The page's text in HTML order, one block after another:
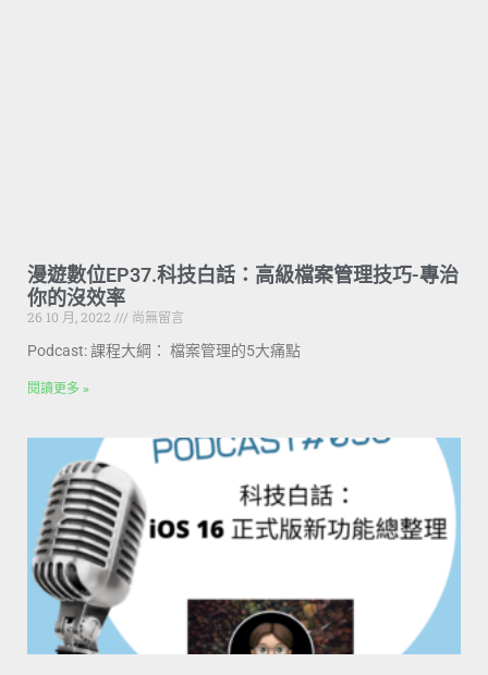
漫遊數位EP37.科技白話：高級檔案管理技巧-專治
你的沒效率
26 10 月, 2022
尚無留言
Podcast: 課程大綱： 檔案管理的5大痛點
閱讀更多 »